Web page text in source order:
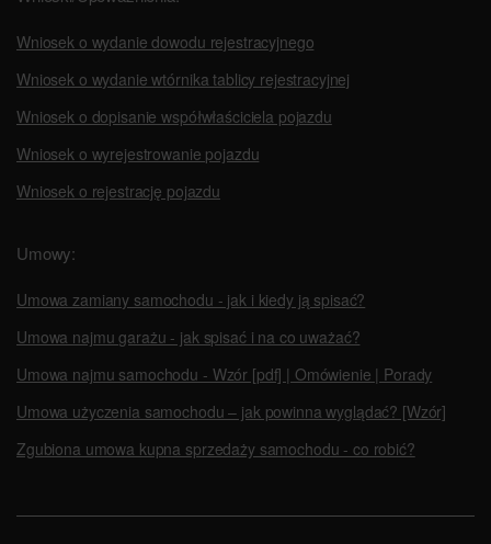
Wniosek o wydanie dowodu rejestracyjnego
Wniosek o wydanie wtórnika tablicy rejestracyjnej
Wniosek o dopisanie współwłaściciela pojazdu
Wniosek o wyrejestrowanie pojazdu
Wniosek o rejestrację pojazdu
Umowy:
Umowa zamiany samochodu - jak i kiedy ją spisać?
Umowa najmu garażu - jak spisać i na co uważać?
Umowa najmu samochodu - Wzór [pdf] | Omówienie | Porady
Umowa użyczenia samochodu – jak powinna wyglądać? [Wzór]
Zgubiona umowa kupna sprzedaży samochodu - co robić?